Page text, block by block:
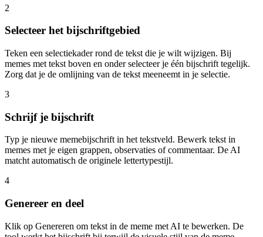
2
Selecteer het bijschriftgebied
Teken een selectiekader rond de tekst die je wilt wijzigen. Bij
memes met tekst boven en onder selecteer je één bijschrift tegelijk.
Zorg dat je de omlijning van de tekst meeneemt in je selectie.
3
Schrijf je bijschrift
Typ je nieuwe memebijschrift in het tekstveld. Bewerk tekst in
memes met je eigen grappen, observaties of commentaar. De AI
matcht automatisch de originele lettertypestijl.
4
Genereer en deel
Klik op Genereren om tekst in de meme met AI te bewerken. De